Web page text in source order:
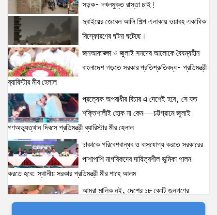
প্রতিমন্ত্রী, জনপ্রশাসন প্রতিমন্ত্রীসহ বগুড়ার সংসদ সদস্যরা’
14 views
স্বরাষ্ট্রমন্ত্রীর সঙ্গে অস্ট্রেলিয়ার নাগরিকত্ব, কাস্টম ও
বহুসংস্কৃতি বিষয়ক সহকারী মন্ত্রীর সাক্ষাৎ
14 views |posted on August 3, 2026
দুবাইয়ের জেবেল আলি শিল্প এলাকায় ভয়াবহ একাধিক
বিস্ফোরণের ঘটনা ঘটেছে।
13 views posted on August 5, 2026
আইনশৃঙ্খলা পরিস্থিতি সম্পূর্ণ নিয়ন্ত্রণে রয়েছে: স্বরাষ্ট্রমন্ত্রী
11 views |posted on August 3, 2026
যৌতুক ও মাদকমুক্ত সমাজ গঠনে নিজের পরিবার থেকেই
সড়ক- দখলমুক্ত রাস্তা চাই!
দুবাইয়ের জেবেল আলি শিল্প এলাকায় ভয়াবহ একাধিক
বিস্ফোরণের ঘটনা ঘটেছে।
জনআকাঙ্ক্ষা ও জুলাই সনদের আলোকে বৈষম্যহীন
বাংলাদেশ গড়তে সরকার প্রতিশ্রুতিবদ্ধ- প্রতিমন্ত্রী
ব্যারিস্টার মীর হেলাল
প্রত্যেক অপরাধীর বিচার এ দেশেই হবে, সে যত
শক্তিশালীই হোক না কেন—চট্টগ্রামে জুলাই
গণঅভ্যুত্থান দিবসে প্রতিমন্ত্রী ব্যারিস্টার মীর হেলাল
ঢাকাকে পরিবেশবান্ধব ও বাসযোগ্য করতে সরকারের
পাশাপাশি নাগরিকদের দায়িত্বশীল ভূমিকা পালন
করতে হবে: স্থানীয় সরকার প্রতিমন্ত্রী মীর শাহে আলম
আমরা মালিক নই, দেশের ১৮ কোটি জনগণের
সেবক: ভূমি প্রতিমন্ত্রী ব্যারিস্টার মীর হেলাল